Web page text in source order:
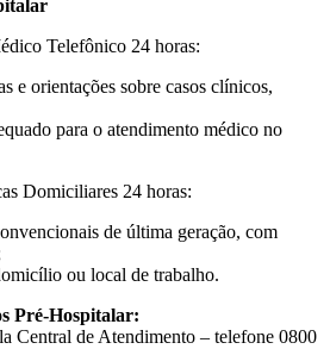
Telefônico 24 horas:
e orientações sobre casos clínicos,
para o atendimento médico no
Domiciliares 24 horas:
de última geração, com
ou local de trabalho.
Pré-Hospitalar:
Central de Atendimento – telefone 0800